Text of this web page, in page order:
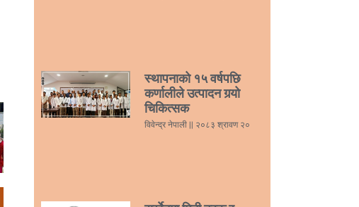
स्थापनाको १५ वर्षपछि
कर्णालीले उत्पादन गर्‍यो
चिकित्सक
विवेन्द्र नेपाली २०८३ श्रावण २०